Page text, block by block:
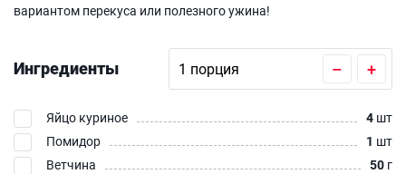
вариантом перекуса или полезного ужина!
Ингредиенты – +
Яйцо куриное 4 шт
Помидор
1 шт
Ветчина
50 г